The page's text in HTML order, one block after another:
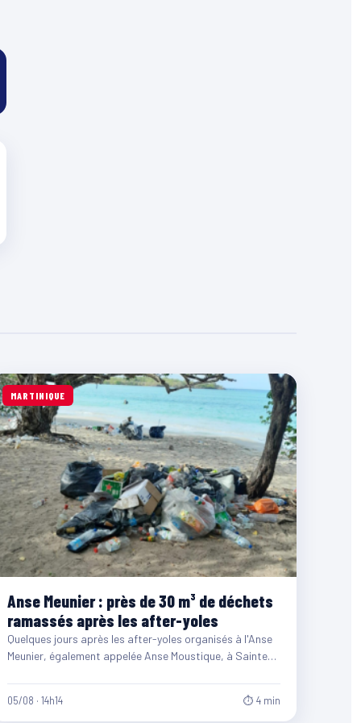
MARTINIQUE
Anse Meunier : près de 30 m³ de déchets
ramassés après les after-yoles
Quelques jours après les after-yoles organisés à l'Anse
Meunier, également appelée Anse Moustique, à Sainte-
05/08 · 14h14 ⏱ 4 min